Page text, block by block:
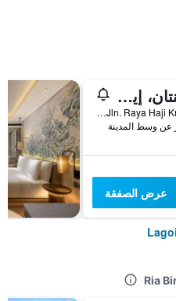
ناترا بينتان، إيه تريبوت بورتفوليو ريزورت
Jln. Raya Haji Km 1, Lagoi, إندونيسيا
عرض الصفقة